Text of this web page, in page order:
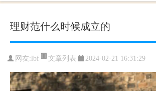
理财范什么时候成立的
网友: lbf 文章列表 2024-02-21 16:31:29